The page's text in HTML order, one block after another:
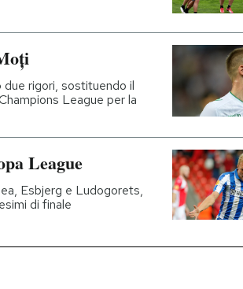
rigori, sostituendo il
League per la
League
Esbjerg e Ludogorets,
di finale